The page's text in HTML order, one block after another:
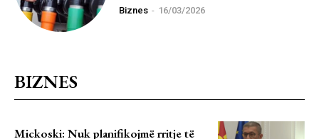
Biznes - 16/03/2026
BIZNES
Mickoski: Nuk planifikojmë rritje të